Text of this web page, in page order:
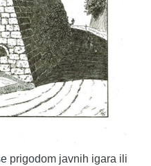
prigodom javnih igara ili